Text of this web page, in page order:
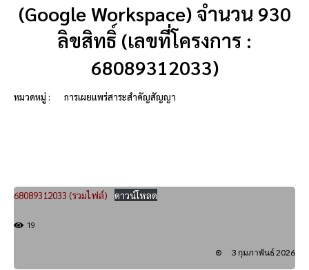
(Google Workspace) จำนวน 930
ลิขสิทธิ์ (เลขที่โครงการ :
68089312033)
หมวดหมู่ : การเผยแพร่สาระสำคัญสัญญา
68089312033 (รวมไฟล์) ดาวน์โหลด
19
3 กุมภาพันธ์ 2026